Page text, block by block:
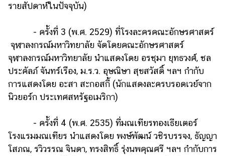
รายสัปดาห์ในปัจจุบัน)
- ครั้งที่ 3 (พ.ศ. 2529) ที่โรงละครคณะอักษรศาสตร์
จุฬาลงกรณ์มหาวิทยาลัย จัดโดยคณะอักษรศาสตร์
จุฬาลงกรณ์มหาวิทยาลัย นำแสดงโดย อรชุมา ยุทธวงศ์, ชล
ประคัลภ์ จันทร์เรือง, ม.ร.ว. อุษณิษา สุขสวัสดิ์ ฯลฯ กำกับ
การแสดงโดย อะสา สะกอสกี้ (นักแสดงละครบรอดเวย์จาก
นิวยอร์ก ประเทศสหรัฐอเมริกา)
- ครั้งที่ 4 (พ.ศ. 2535) ที่มณเฑียรทองเธียเตอร์
โรงแรมมณเฑียร นำแสดงโดย พงษ์พัฒน์ วชิรบรรจง, ธัญญา
โสภณ, รวิวรรณ จินดา, ทรงสิทธิ์ รุ่งนพคุณศรี ฯลฯ กำกับการ